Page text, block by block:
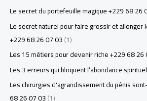
Le secret du portefeuille magique +229 68 26
Le secret naturel pour faire grossir et allonger
+229 68 26 07 03(1)
Les 15 métiers pour devenir riche +229 68 26
Les 3 erreurs qui bloquent l’abondance
Les chirurgies d'agrandissement du pénis
68 26 07 03(1)